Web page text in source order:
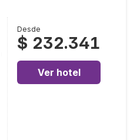
Desde
$ 232.341
Ver hotel